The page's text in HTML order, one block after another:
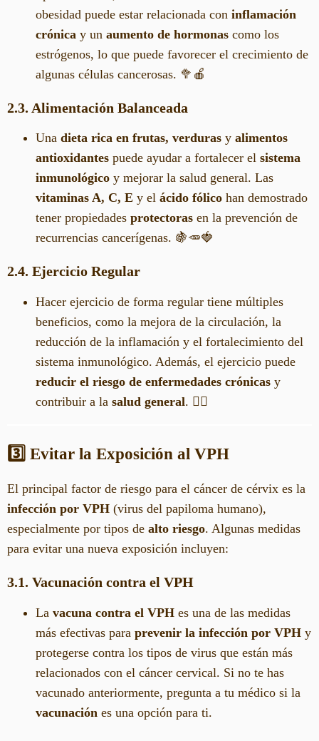
obesidad puede estar relacionada con inflamación
crónica y un aumento de hormonas como los
estrógenos, lo que puede favorecer el crecimiento de
algunas células cancerosas. 🥦🍎
2.3. Alimentación Balanceada
Una dieta rica en frutas, verduras y alimentos
antioxidantes puede ayudar a fortalecer el sistema
inmunológico y mejorar la salud general. Las
vitaminas A, C, E y el ácido fólico han demostrado
tener propiedades protectoras en la prevención de
recurrencias cancerígenas. 🍇🥕🍓
2.4. Ejercicio Regular
Hacer ejercicio de forma regular tiene múltiples
beneficios, como la mejora de la circulación, la
reducción de la inflamación y el fortalecimiento del
sistema inmunológico. Además, el ejercicio puede
reducir el riesgo de enfermedades crónicas y
contribuir a la salud general. 🏃‍♀️
3️⃣ Evitar la Exposición al VPH
El principal factor de riesgo para el cáncer de cérvix es la
infección por VPH (virus del papiloma humano),
especialmente por tipos de alto riesgo. Algunas medidas
para evitar una nueva exposición incluyen:
3.1. Vacunación contra el VPH
La vacuna contra el VPH es una de las medidas
más efectivas para prevenir la infección por VPH y
protegerse contra los tipos de virus que están más
relacionados con el cáncer cervical. Si no te has
vacunado anteriormente, pregunta a tu médico si la
vacunación es una opción para ti.